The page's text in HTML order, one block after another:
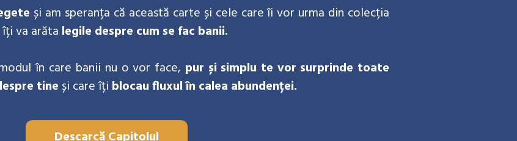
și am speranța că această carte și cele care îi vor urma din colecția
va arăta legile despre cum se fac banii.
în care banii nu o vor face, pur și simplu te vor surprinde toate
tine și care îți blocau fluxul în calea abundenței.